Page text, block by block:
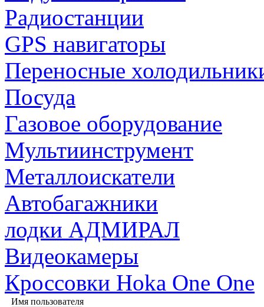
Радиостанции
GPS навигаторы
Переносные
Посуда
Газовое оборудование
Мультиинструмент
Металлоискатели
Автобагажники
лодки АДМИРАЛ
Видеокамеры
Кроссовки Hoka One One
Имя пользователя